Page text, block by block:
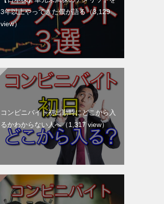
3年以上やってきた僕が語る（3,129
view）
コンビニバイト初出勤時にどこから入
るかわからない人へ（1,317 view）